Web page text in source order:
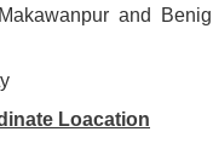
and
Loacation